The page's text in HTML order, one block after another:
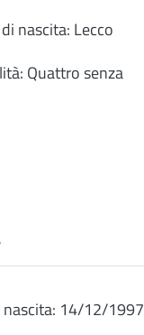
nascita: Lecco
Quattro senza
nascita: 14/12/1997